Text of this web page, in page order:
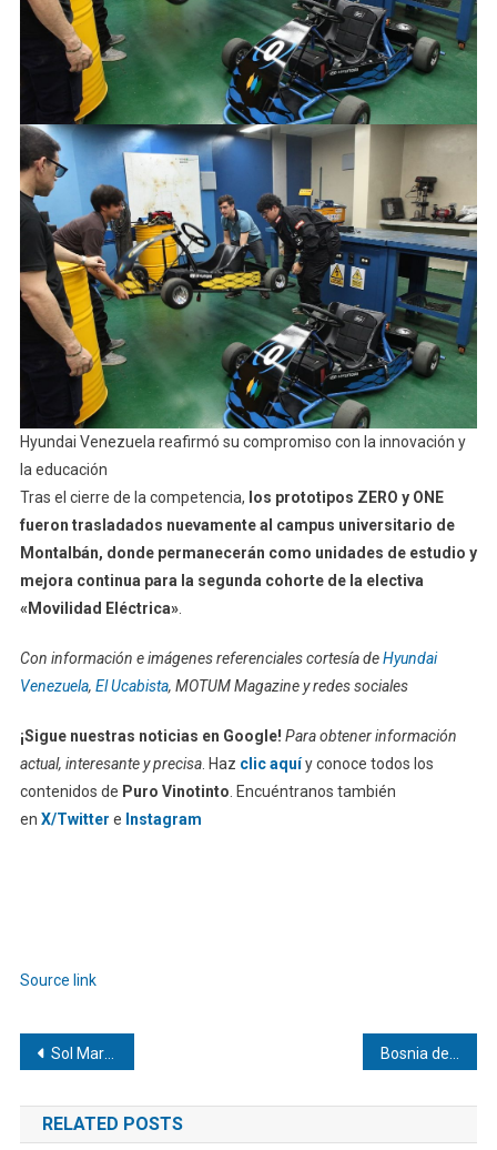
Hyundai Venezuela reafirmó su compromiso con la innovación y
la educación
Tras el cierre de la competencia, los prototipos ZERO y ONE
fueron trasladados nuevamente al campus universitario de
Montalbán, donde permanecerán como unidades de estudio y
mejora continua para la segunda cohorte de la electiva
«Movilidad Eléctrica».
Con información e imágenes referenciales cortesía deHyundai
Venezuela, El Ucabista, MOTUM Magazine y redes sociales
¡Sigue nuestras noticias en Google! Para obtener información
actual, interesante y precisa. Haz clic aquíy conoce todos los
contenidos de Puro Vinotinto. Encuéntranos también
en X/Twitter e Instagram
Source link
Navegación
de
entradas
Sol María Sthormes: Bienestar Laboral en Venezuela Bosnia define sus 26 convocados con Džeko a la cabeza
RELATED POSTS